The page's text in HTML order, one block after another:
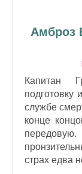
Амброз
Капитан
подготовку
службе
конце
страх едва